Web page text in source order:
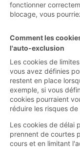
fonctionner
blocage, vous
Comment les
l'auto-exclusion
Les cookies de
vous avez définies
restent en place
exemple, si vous
cookies pourraient
réduire les risques
Les cookies de délai
prennent de courtes
cours et en limitant